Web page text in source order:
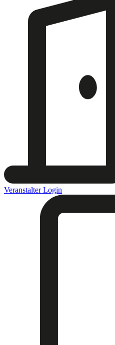
Veranstalter Login